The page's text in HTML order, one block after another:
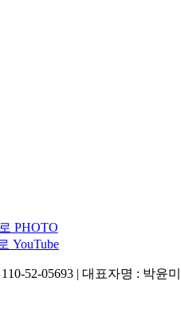
PHOTO
YouTube
52-05693 | 대표자명 : 박윤